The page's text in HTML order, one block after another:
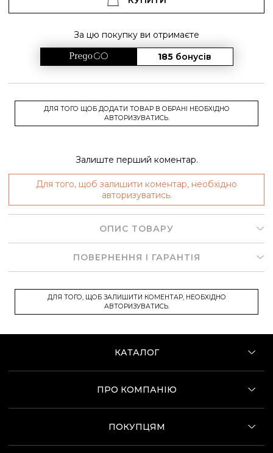
За цю покупку ви отримаєте
185 бонусів
ДЛЯ ТОГО ЩОБ ДОДАТИ ТОВАР В ОБРАНІ НЕОБХІДНО
АВТОРИЗУВАТИСЬ.
Залиште перший коментар.
Для того, щоб залишити коментар, необхідно
авторизуватись.
ОПИС ТОВАРУ
ПОВЕРНЕННЯ І ГАРАНТІЯ
ДЛЯ ТОГО, ЩОБ ЗАЛИШИТИ КОМЕНТАР, НЕОБХІДНО
АВТОРИЗУВАТИСЬ.
КАТАЛОГ
ПРО КОМПАНІЮ
ПОКУПЦЯМ